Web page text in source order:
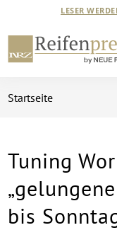
LESER
Startseite
Tuning
bis